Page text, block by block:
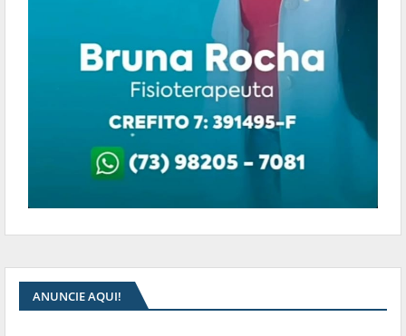
ANUNCIE AQUI!